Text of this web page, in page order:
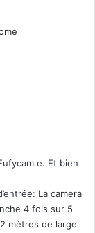
e. Et bien
La camera
4 fois sur 5
mètres de large